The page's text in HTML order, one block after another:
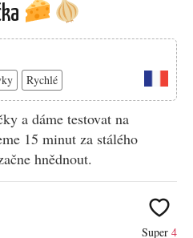
Rychlé
a dáme testovat na
15 minut za stálého
hnědnout.
Super 4